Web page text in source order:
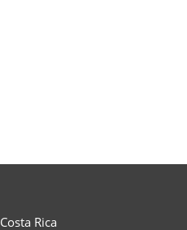
Costa Rica